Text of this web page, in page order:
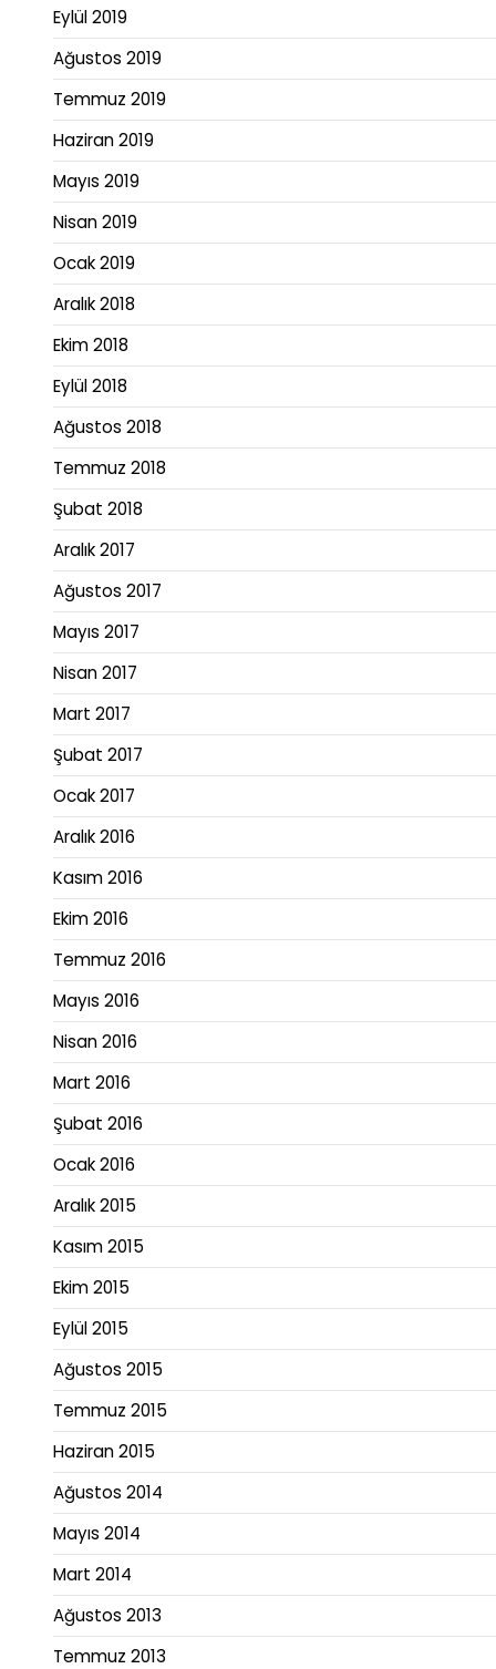
Eylül 2019
Ağustos 2019
Temmuz 2019
Haziran 2019
Mayıs 2019
Nisan 2019
Ocak 2019
Aralık 2018
Ekim 2018
Eylül 2018
Ağustos 2018
Temmuz 2018
Şubat 2018
Aralık 2017
Ağustos 2017
Mayıs 2017
Nisan 2017
Mart 2017
Şubat 2017
Ocak 2017
Aralık 2016
Kasım 2016
Ekim 2016
Temmuz 2016
Mayıs 2016
Nisan 2016
Mart 2016
Şubat 2016
Ocak 2016
Aralık 2015
Kasım 2015
Ekim 2015
Eylül 2015
Ağustos 2015
Temmuz 2015
Haziran 2015
Ağustos 2014
Mayıs 2014
Mart 2014
Ağustos 2013
Temmuz 2013